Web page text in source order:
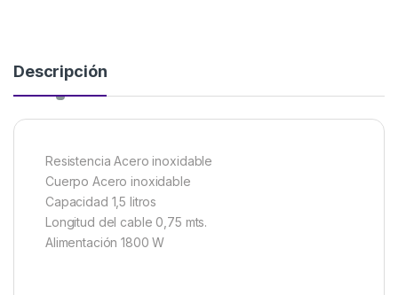
Descripción
Resistencia Acero inoxidable
Cuerpo Acero inoxidable
Capacidad 1,5 litros
Longitud del cable 0,75 mts.
Alimentación 1800 W